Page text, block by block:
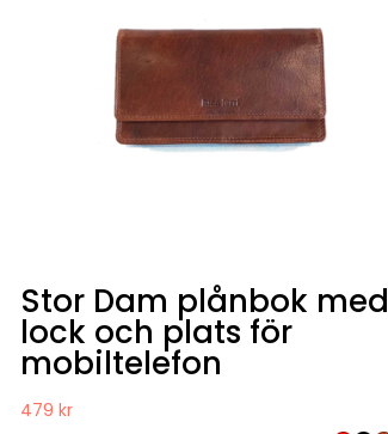
Stor Dam plånbok med
lock och plats för
mobiltelefon
479 kr